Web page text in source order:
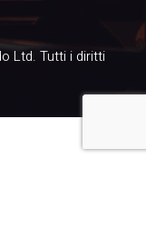
Ltd. Tutti i diritti